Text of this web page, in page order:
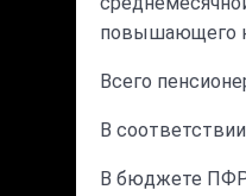
повышающего
Всего
В
В бюджете ПФР